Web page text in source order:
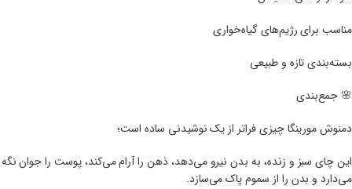
مناسب برای رژیم‌های گیاه‌خواری
بسته‌بندی تازه و طبیعی
🌸 جمع‌بندی
دمنوش مورینگا چیزی فراتر از یک نوشیدنی ساده است؛
این چای سبز و زنده، به بدن نیرو می‌دهد، ذهن را آرام می‌کند، پوست را جوان نگه
می‌دارد و بدن را از سموم پاک می‌سازد.